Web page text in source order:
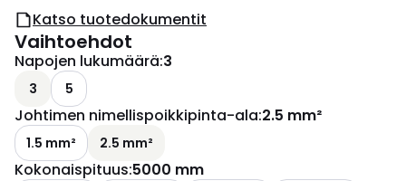
Katso tuotedokumentit
Vaihtoehdot
Napojen lukumäärä:3
3 5
Johtimen nimellispoikkipinta-ala:2.5 mm²
1.5 mm² 2.5 mm²
Kokonaispituus:5000 mm